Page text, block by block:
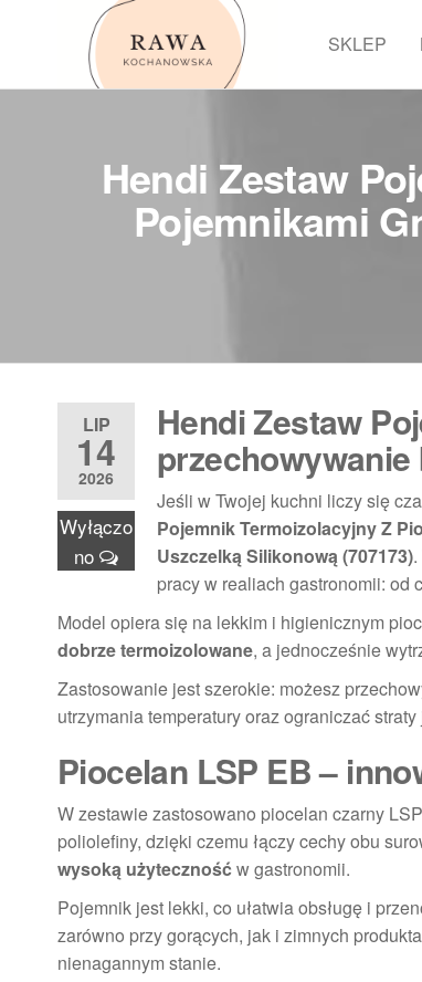
SKLEP
Hendi Zestaw
Pojemnikami
LIP
14
2026
Wyłączo
no
Hendi Zestaw
Jeśli w Twojej kuchni liczy się
Pojemnik Termoizolacyjny Z
Uszczelką Silikonową (707173)
pracy w realiach gastronomii: od
Model opiera się na lekkim i higienicznym
dobrze termoizolowane, a jednocześnie
Zastosowanie jest szerokie: możesz
utrzymania temperatury oraz ograniczać
Piocelan LSP EB –
W zestawie zastosowano piocelan czarny
poliolefiny, dzięki czemu łączy cechy obu
wysoką użyteczność w gastronomii.
Pojemnik jest lekki, co ułatwia obsługę i
zarówno przy gorących, jak i zimnych
nienagannym stanie.